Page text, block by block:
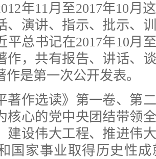
年11月至2017年10月
、演讲、指示、批示、
平总书记在2017年10月
作，共有报告、讲话、
作是第一次公开发表。
作选读》第一卷、第二
核心的党中央团结带领
建设伟大工程、推进伟
国家事业取得历史性